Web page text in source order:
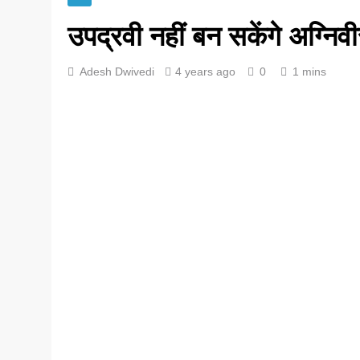
उपद्रवी नहीं बन सकेंगे
Adesh Dwivedi 4 years ago 0 1 mins